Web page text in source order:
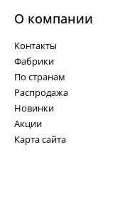
О компании
Контакты
Фабрики
По странам
Распродажа
Новинки
Акции
Карта сайта